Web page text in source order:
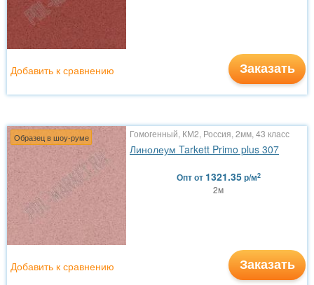
Заказать
Добавить к сравнению
Образец в шоу-руме Гомогенный, КМ2, Россия, 2мм, 43 класс
Линолеум Tarkett Primo plus 307
Оптот 1321.35р/м2
2м
Заказать
Добавить к сравнению